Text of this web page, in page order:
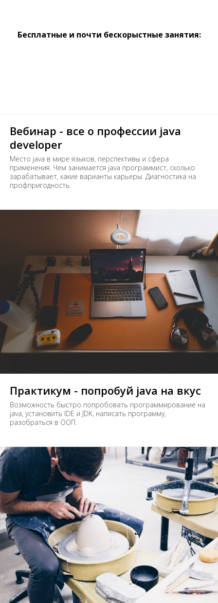
Бесплатные и почти бескорыстные занятия:
Вебинар - все о профессии java
developer
Место java в мире языков, перспективы и сфера
применения. Чем занимается java программист, сколько
зарабатывает, какие варианты карьеры. Диагностика на
профпригодность.
Практикум - попробуй java на вкус
Возможность быстро попробовать программирование на
java, установить IDE и JDK, написать программу,
разобраться в ООП.